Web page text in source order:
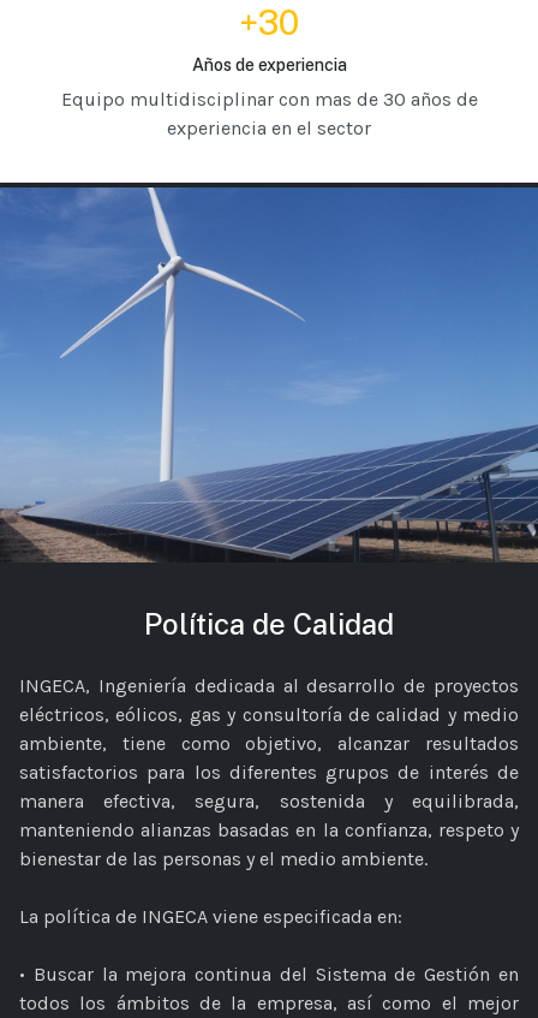
+30
Años de experiencia
Equipo multidisciplinar con mas de 30 años de
experiencia en el sector
Política de Calidad
INGECA, Ingeniería dedicada al desarrollo de proyectos
eléctricos, eólicos, gas y consultoría de calidad y medio
ambiente, tiene como objetivo, alcanzar resultados
satisfactorios para los diferentes grupos de interés de
manera efectiva, segura, sostenida y equilibrada,
manteniendo alianzas basadas en la confianza, respeto y
bienestar de las personas y el medio ambiente.
La política de INGECA viene especificada en:
• Buscar la mejora continua del Sistema de Gestión en
todos los ámbitos de la empresa, así como el mejor